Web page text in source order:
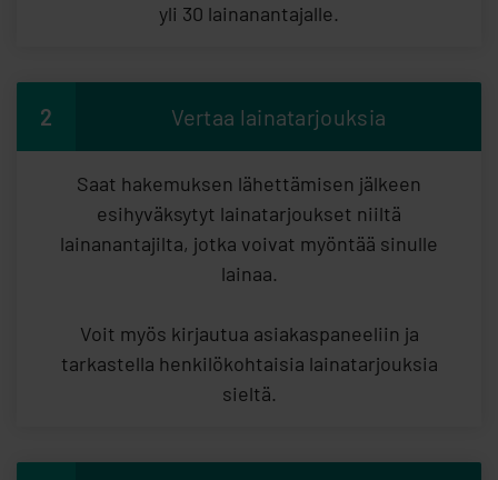
yli 30 lainanantajalle.
2 Vertaa lainatarjouksia
Saat hakemuksen lähettämisen jälkeen
esihyväksytyt lainatarjoukset niiltä
lainanantajilta, jotka voivat myöntää sinulle
lainaa.
Voit myös kirjautua asiakaspaneeliin ja
tarkastella henkilökohtaisia lainatarjouksia
sieltä.